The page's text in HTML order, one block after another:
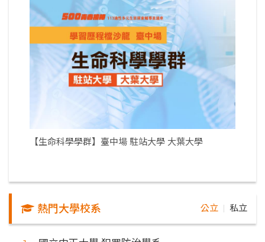
【生命科學學群】臺中場 駐站大學 大葉大學
熱門大學校系 公立 私立